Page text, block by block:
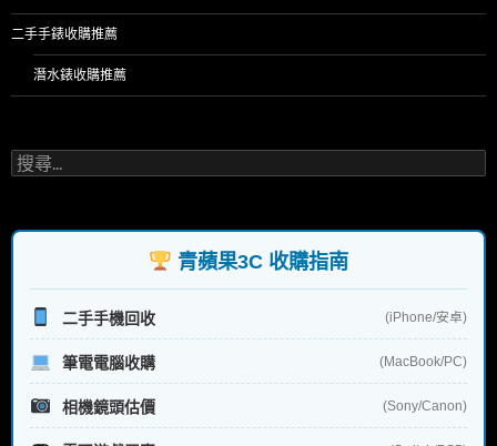
二手手錶收購推薦
潛水錶收購推薦
搜
尋
字:
青蘋果3C 收購指南
二手手機回收 (iPhone/安卓)
筆電電腦收購 (MacBook/PC)
相機鏡頭估價 (Sony/Canon)